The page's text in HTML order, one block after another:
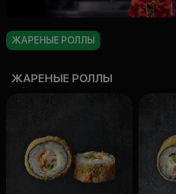
ЖАРЕНЫЕ РОЛЛЫ
ЖАРЕНЫЕ РОЛЛЫ